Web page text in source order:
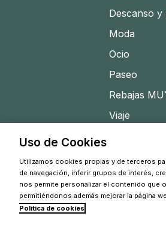
Descanso y
Moda
Ocio
Paseo
Rebajas
Viaje
Uso de Cookies
Utilizamos cookies propias y de terceros
de navegación, inferir grupos de interés,
nos permite personalizar el contenido
permitiéndonos además mejorar la página
Política de cookies